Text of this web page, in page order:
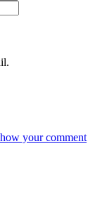
your comment